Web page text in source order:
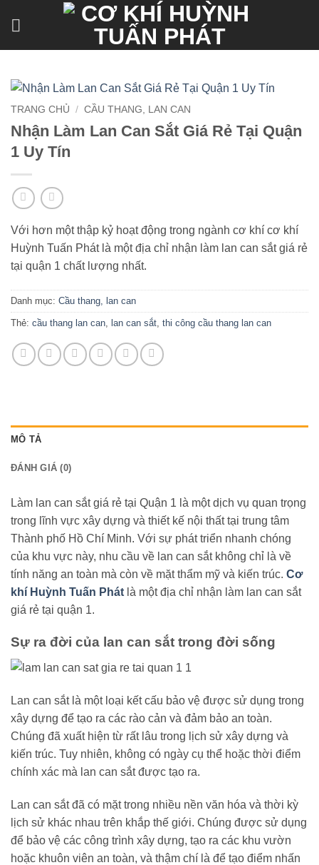
TRANG CHỦ / CẦU THANG, LAN CAN
Nhận Làm Lan Can Sắt Giá Rẻ Tại Quận
1 Uy Tín
Với hơn một thập kỷ hoạt động trong ngành cơ khí cơ khí
Huỳnh Tuấn Phát là một địa chỉ nhận làm lan can sắt giá rẻ
tại quận 1 chất lượng nhất.
Danh mục: Cầu thang, lan can
Thẻ: cầu thang lan can lan can sắt thi công cầu thang lan can
MÔ TẢ
ĐÁNH GIÁ (0)
Làm lan can sắt giá rẻ tại Quận 1 là một dịch vụ quan trọng
trong lĩnh vực xây dựng và thiết kế nội thất tại trung tâm
Thành phố Hồ Chí Minh. Với sự phát triển nhanh chóng
của khu vực này, nhu cầu về lan can sắt không chỉ là về
tính năng an toàn mà còn về mặt thẩm mỹ và kiến trúc. Cơ
khí Huỳnh Tuấn Phát là một địa chỉ nhận làm lan can sắt
giá rẻ tại quận 1.
Sự ra đời của lan can sắt trong đời sống
Lan can sắt là một loại kết cấu bảo vệ được sử dụng trong
xây dựng để tạo ra các rào cản và đảm bảo an toàn.
Chúng đã xuất hiện từ rất lâu trong lịch sử xây dựng và
kiến trúc. Tuy nhiên, không có ngày cụ thể hoặc thời điểm
chính xác mà lan can sắt được tạo ra.
Lan can sắt đã có mặt trong nhiều nền văn hóa và thời kỳ
lịch sử khác nhau trên khắp thế giới. Chúng được sử dụng
để bảo vệ các công trình xây dựng, tạo ra các khu vườn
hoặc khuôn viên an toàn, và thậm chí là để tạo điểm nhấn